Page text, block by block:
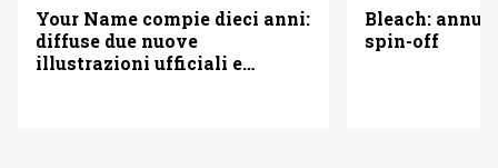
Your Name compie dieci anni:
diffuse due nuove
illustrazioni ufficiali e
Bleach:
spin-off